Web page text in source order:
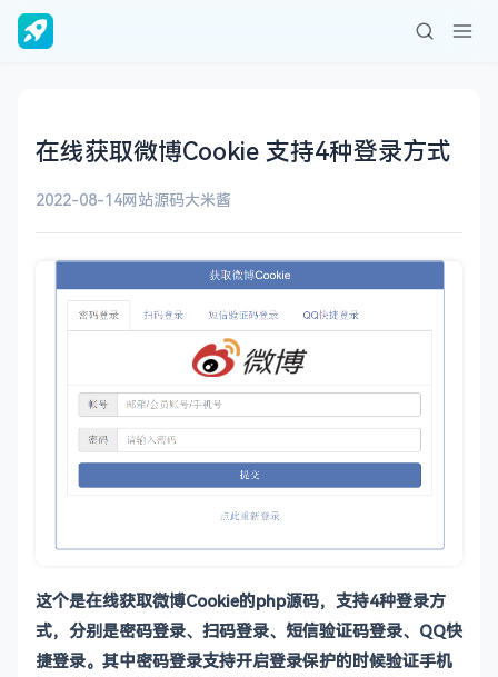
在线获取微博Cookie 支持4种登录方式
2022-08-14网站源码大米酱
这个是在线获取微博Cookie的php源码，支持4种登录方
式，分别是密码登录、扫码登录、短信验证码登录、QQ快
捷登录。其中密码登录支持开启登录保护的时候验证手机